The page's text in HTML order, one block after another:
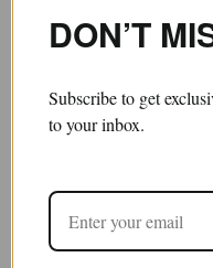
BORIS BIDJAN SABERI
£195.00
DON’T
Subscribe to get
to your inbox.